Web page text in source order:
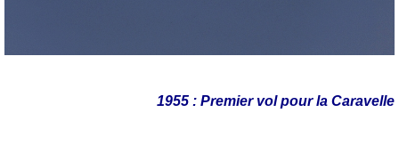
1955 : Premier vol pour la Caravelle